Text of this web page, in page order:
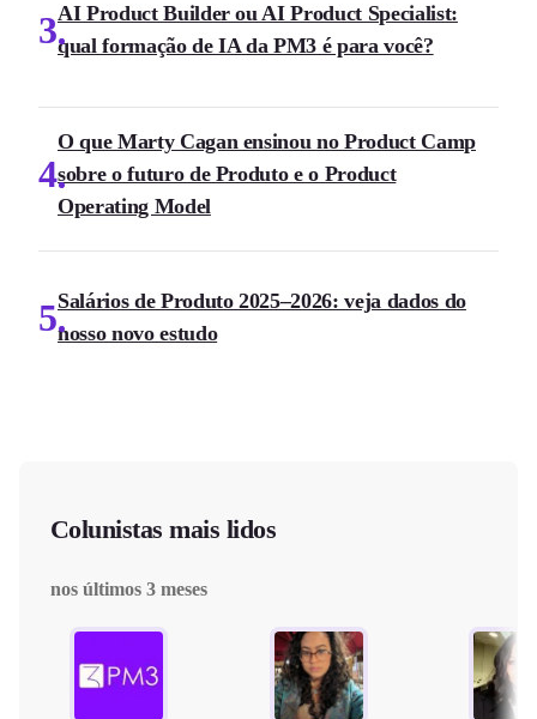
3AI Product Builder ou AI Product Specialist:
qual formação de IA da PM3 é para você?
4
O que Marty Cagan ensinou no Product Camp
sobre o futuro de Produto e o Product
Operating Model
5Salários de Produto 2025–2026: veja dados do
nosso novo estudo
Colunistas mais lidos
nos últimos 3 meses